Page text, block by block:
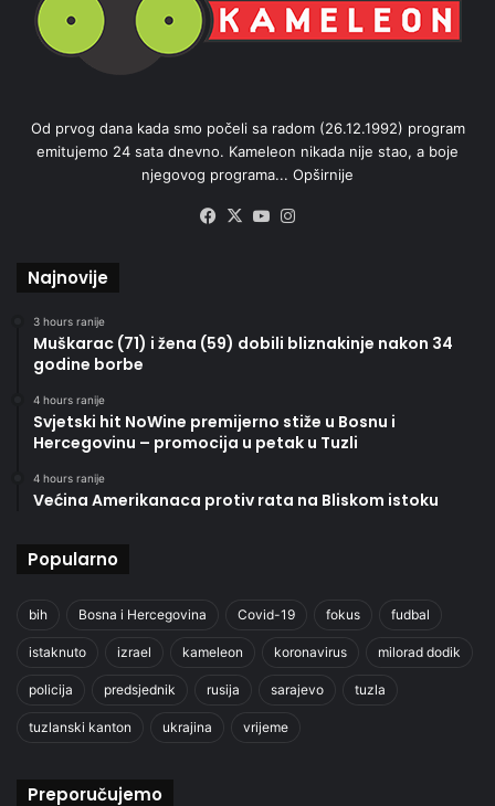
Od prvog dana kada smo počeli sa radom (26.12.1992) program
emitujemo 24 sata dnevno. Kameleon nikada nije stao, a boje
njegovog programa... Opširnije
Facebook
X YouTube
Najnovije
3 hours ranije
Muškarac (71) i žena (59) dobili bliznakinje nakon 34
godine borbe
4 hours ranije
Svjetski hit NoWine premijerno stiže u Bosnu i
Hercegovinu – promocija u petak u Tuzli
4 hours ranije
Većina Amerikanaca protiv rata na Bliskom istoku
Popularno
bih Bosna i Hercegovina Covid-19 fokus fudbal
istaknuto izrael kameleon koronavirus milorad dodik
policija predsjednik rusija sarajevo tuzla
tuzlanski kanton ukrajina vrijeme
Preporučujemo